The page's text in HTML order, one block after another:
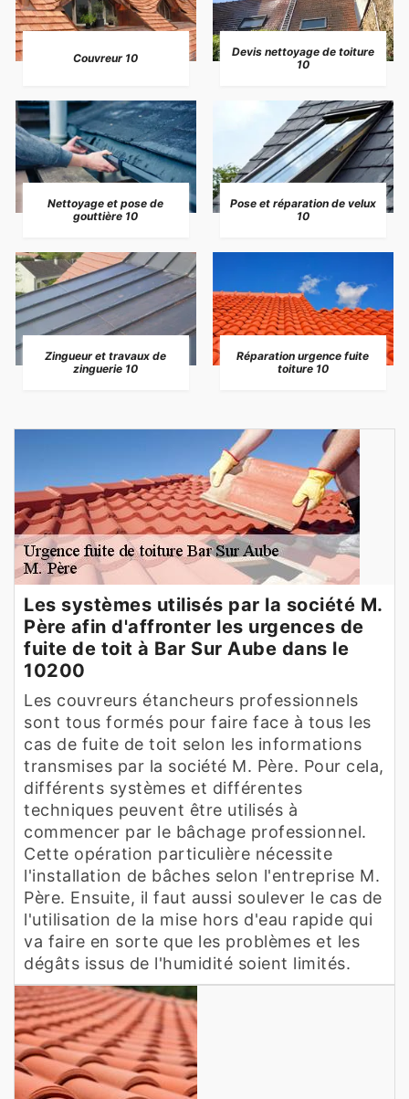
Couvreur 10
Devis nettoyage de toiture
10
Nettoyage et pose de
gouttière 10
Pose et réparation de velux
10
Zingueur et travaux de
zinguerie 10
Réparation urgence fuite
toiture 10
Les systèmes utilisés par la société M.
Père afin d'affronter les urgences de
fuite de toit à Bar Sur Aube dans le
10200
Les couvreurs étancheurs professionnels
sont tous formés pour faire face à tous les
cas de fuite de toit selon les informations
transmises par la société M. Père. Pour cela,
différents systèmes et différentes
techniques peuvent être utilisés à
commencer par le bâchage professionnel.
Cette opération particulière nécessite
l'installation de bâches selon l'entreprise M.
Père. Ensuite, il faut aussi soulever le cas de
l'utilisation de la mise hors d'eau rapide qui
va faire en sorte que les problèmes et les
dégâts issus de l'humidité soient limités.